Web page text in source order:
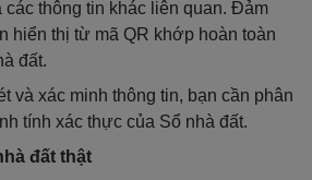
các thông tin khác liên quan. Đảm
hiển thị từ mã QR khớp hoàn toàn
đất.
và xác minh thông tin, bạn cần phân
tính xác thực của Sổ nhà đất.
đất thật